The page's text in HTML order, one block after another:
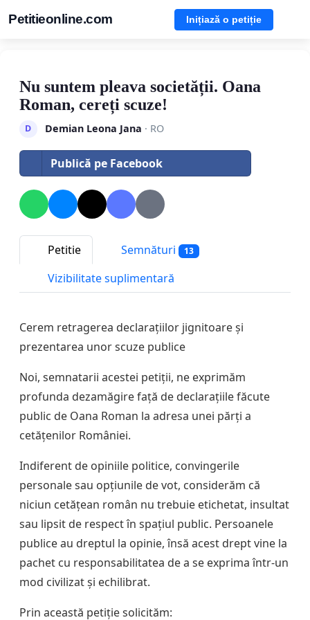
Petitieonline.com Inițiază o petiție
Nu suntem pleava societății. Oana
Roman, cereți scuze!
D Demian Leona Jana · RO
Publică pe Facebook
Petitie Semnături 13
Vizibilitate suplimentară
Cerem retragerea declarațiilor jignitoare și
prezentarea unor scuze publice
Noi, semnatarii acestei petiții, ne exprimăm
profunda dezamăgire față de declarațiile făcute
public de Oana Roman la adresa unei părți a
cetățenilor României.
Indiferent de opiniile politice, convingerile
personale sau opțiunile de vot, considerăm că
niciun cetățean român nu trebuie etichetat, insultat
sau lipsit de respect în spațiul public. Persoanele
publice au dreptul la opinie, însă acest drept vine la
pachet cu responsabilitatea de a se exprima într-un
mod civilizat și echilibrat.
Prin această petiție solicităm: